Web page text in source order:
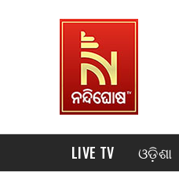
LIVE TV ଓଡ଼ିଶା